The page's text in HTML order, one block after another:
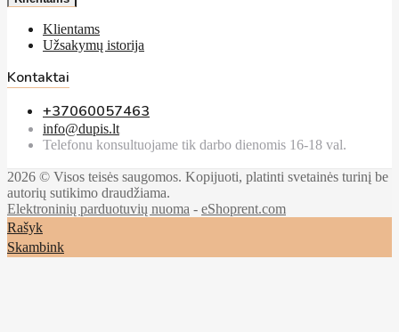
Klientams
Užsakymų istorija
Kontaktai
+37060057463
info@dupis.lt
Telefonu konsultuojame tik darbo dienomis 16-18 val.
2026 © Visos teisės saugomos. Kopijuoti, platinti svetainės turinį be
autorių sutikimo draudžiama.
Elektroninių parduotuvių nuoma - eShoprent.com
Rašyk
Skambink